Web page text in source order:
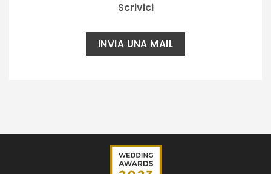
Scrivici
INVIA UNA MAIL